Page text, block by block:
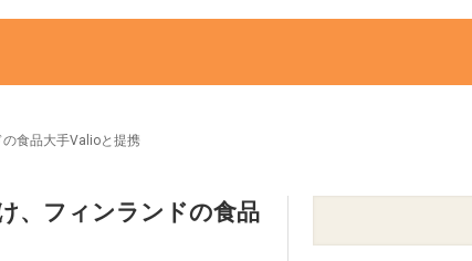
食品大手Valioと提携
、フィンランドの食品